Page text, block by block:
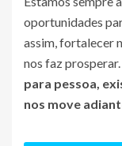
oportunidades
assim, fortalecer
nos faz prosperar.
para pessoa,
nos move